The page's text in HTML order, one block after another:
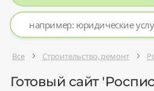
Все Строительство, ремонт
Готовый сайт